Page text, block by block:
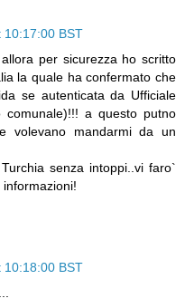
10:17:00 BST
per sicurezza ho scritto
la quale ha confermato che
se autenticata da Ufficiale
comunale)!!! a questo putno
volevano mandarmi da un
senza intoppi..vi faro`
10:18:00 BST